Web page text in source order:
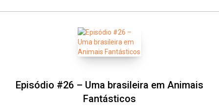
Episódio #26 – Uma brasileira em Animais
Fantásticos